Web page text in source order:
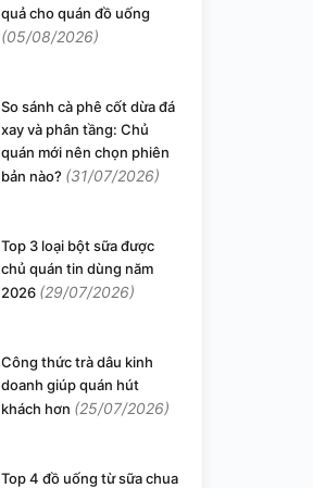
quả cho quán đồ uống
(05/08/2026)
So sánh cà phê cốt dừa đá
xay và phân tầng: Chủ
quán mới nên chọn phiên
bản nào? (31/07/2026)
Top 3 loại bột sữa được
chủ quán tin dùng năm
2026 (29/07/2026)
Công thức trà dâu kinh
doanh giúp quán hút
khách hơn (25/07/2026)
Top 4 đồ uống từ sữa chua